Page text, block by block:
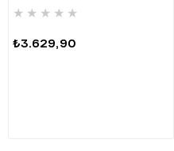
★ ★ ★ ★ ★
₺3.629,90